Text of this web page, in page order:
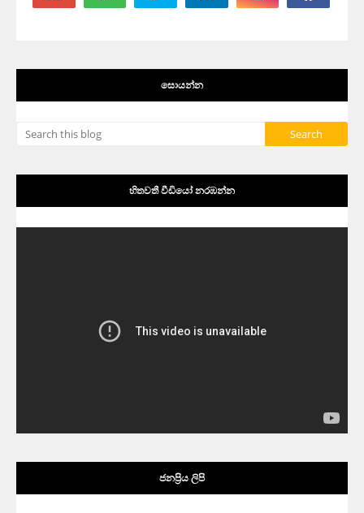
සොයන්න
හිතවතී වීඩියෝ නරඹන්න
ජනප්‍රිය ලිපි